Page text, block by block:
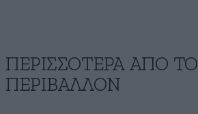
ΠΕΡΙΣΣΟΤΕΡΑ ΑΠΟ ΤΟ
ΠΕΡΙΒΑΛΛΟΝ